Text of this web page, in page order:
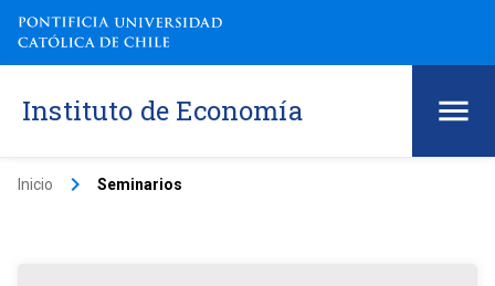
Instituto de Economía
Inicio keyboard_arrow_right Seminarios